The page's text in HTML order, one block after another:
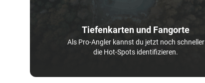
Tiefenkarten und Fangorte
Als Pro-Angler kannst du jetzt noch schneller
die Hot-Spots identifizieren.